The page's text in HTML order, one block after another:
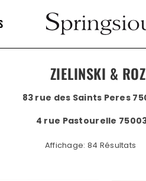
SPRINGSIOUX
ZIELINSKI &
83 rue des Saints Peres
4 rue Pastourelle 75003
Affichage: 84 Résultats